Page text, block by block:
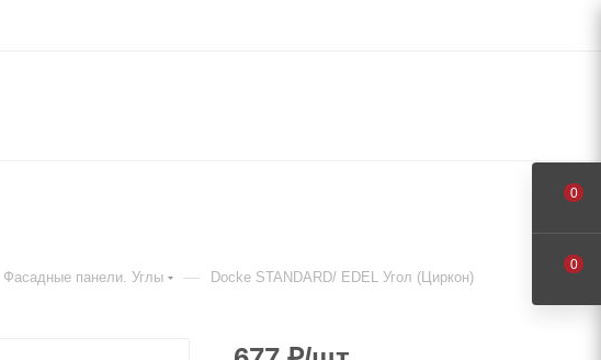
Фасадные панели. Углы — Docke STANDARD/ EDEL Угол (Циркон)
0
0